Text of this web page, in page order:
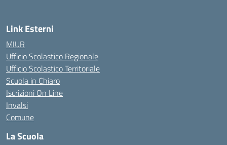
Link Esterni
MIUR
Ufficio Scolastico Regionale
Ufficio Scolastico Territoriale
Scuola in Chiaro
Iscrizioni On Line
Invalsi
Comune
La Scuola